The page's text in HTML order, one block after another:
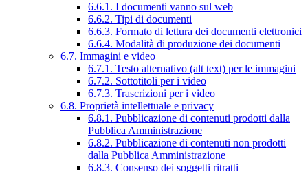
6.6.1. I documenti vanno sul web
6.6.2. Tipi di documenti
6.6.3. Formato di lettura dei documenti elettronici
6.6.4. Modalità di produzione dei documenti
6.7. Immagini e video
6.7.1. Testo alternativo (alt text) per le immagini
6.7.2. Sottotitoli per i video
6.7.3. Trascrizioni per i video
6.8. Proprietà intellettuale e privacy
6.8.1. Pubblicazione di contenuti prodotti dalla
Pubblica Amministrazione
6.8.2. Pubblicazione di contenuti non prodotti
dalla Pubblica Amministrazione
6.8.3. Consenso dei soggetti ritratti